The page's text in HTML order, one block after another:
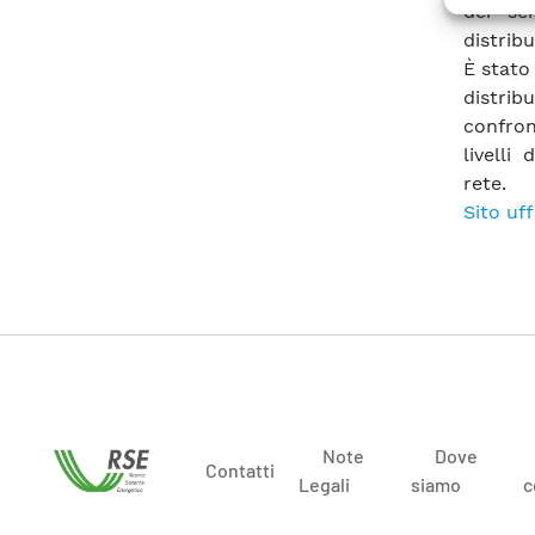
dei
È
livelli
rete.
Sito
Contatti
Note
Legali
Dove
siamo